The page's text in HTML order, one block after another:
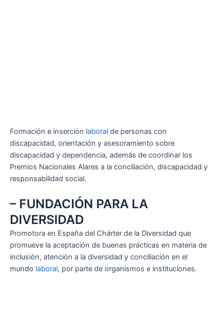
Formación e inserción laboral de personas con
discapacidad, orientación y asesoramiento sobre
discapacidad y dependencia, además de coordinar los
Premios Nacionales Alares a la conciliación, discapacidad y
responsabilidad social.
– FUNDACIÓN PARA LA
DIVERSIDAD
Promotora en España del Chárter de la Diversidad que
promueve la aceptación de buenas prácticas en materia de
inclusión, atención a la diversidad y conciliación en el
mundo laboral, por parte de organismos e instituciones.